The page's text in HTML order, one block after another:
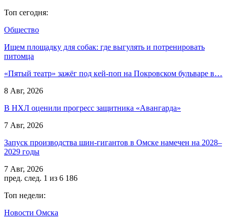
Топ сегодня:
Общество
Ищем площадку для собак: где выгулять и потренировать
питомца
«Пятый театр» зажёг под кей-поп на Покровском бульваре в…
8 Авг, 2026
В НХЛ оценили прогресс защитника «Авангарда»
7 Авг, 2026
Запуск производства шин-гигантов в Омске намечен на 2028–
2029 годы
7 Авг, 2026
пред. след. 1 из 6 186
Топ недели:
Новости Омска